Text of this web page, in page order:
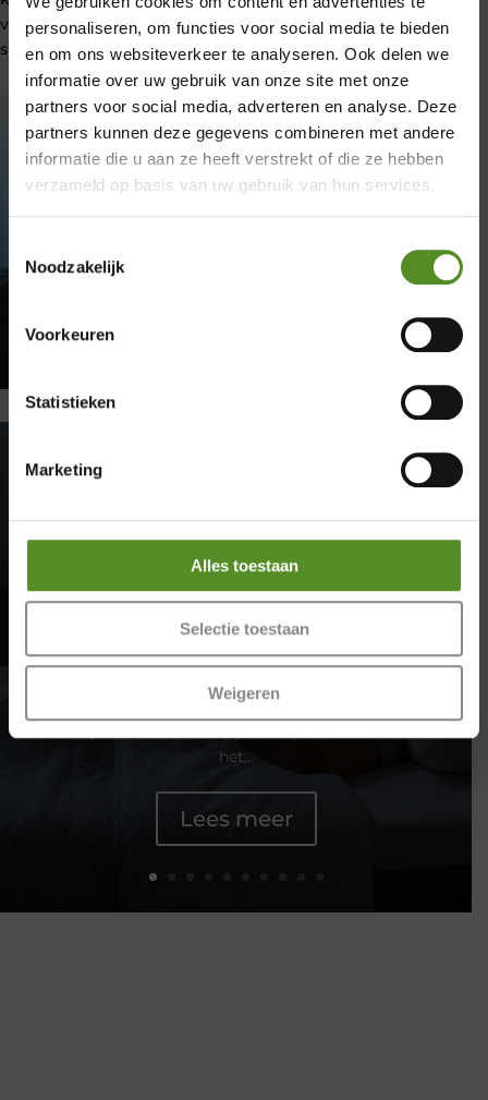
personaliseren, om functies voor social media te bieden
en om ons websiteverkeer te analyseren. Ook delen we
informatie over uw gebruik van onze site met onze
partners voor social media, adverteren en analyse. Deze
partners kunnen deze gegevens combineren met andere
informatie die u aan ze heeft verstrekt of die ze hebben
verzameld op basis van uw gebruik van hun services.
Noodzakelijk
Voorkeuren
Statistieken
Marketing
Alles toestaan
Selectie toestaan
Weigeren
verminderd. Zo vergroot u de kans op een betere
slaapkwaliteit en een langdurige goede nachtrust.
rugklachte
reacties
Beste matrassen voor rugklachten: zo kiest u
het juiste matras Veel mensen worden
wakker met pijn in de rug, stijve spieren of
oorzaak niet alleen bij de houding, maar ook
het...
Lees meer
Showroom Breda
Vrijdag 12:00 – 17:00
Zondag 12:00 – 17:00
×